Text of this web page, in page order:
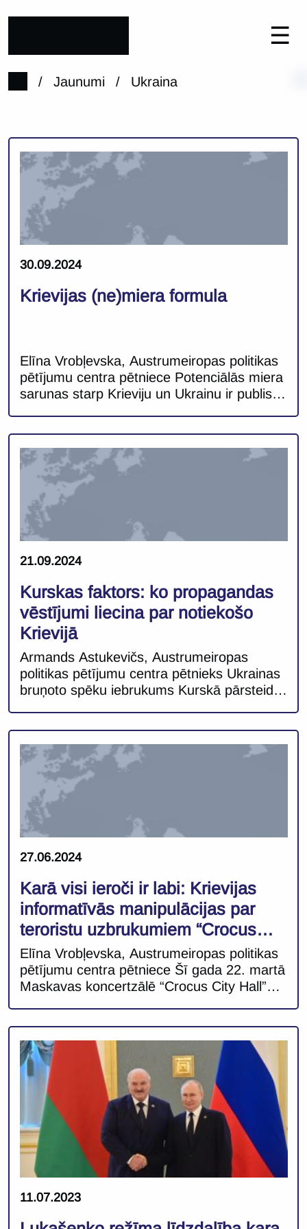
☰
/ Jaunumi / Ukraina
30.09.2024
Krievijas (ne)miera formula
Elīna Vrobļevska, Austrumeiropas politikas
pētījumu centra pētniece Potenciālās miera
sarunas starp Krieviju un Ukrainu ir publisko
Krievijas pusē, tiek veidota gluži pretēja
aina. Krievijas informācijas manipulācijas
taktikas veido noteiktu uztveri par Ukrainu
kā agresīvu valsti, kas noraida miera
sarunas, […]
21.09.2024
Kurskas faktors: ko propagandas
vēstījumi liecina par notiekošo
Krievijā
Armands Astukevičs, Austrumeiropas
politikas pētījumu centra pētnieks Ukrainas
bruņoto spēku iebrukums Kurskā pārsteidza
ilgstoši smagās situācijas frontē Kurskas
operācija iezīmēja nozīmīgu izrāvienu un
pieturas punktu Ukrainas–Krievijas karā.
Pirmo reizi šī kara laikā karadarbība ir tikusi
pārnesta Krievijas teritorijā, un tas […]
27.06.2024
Karā visi ieroči ir labi: Krievijas
informatīvās manipulācijas par
teroristu uzbrukumiem “Crocus
City Hall”
Elīna Vrobļevska, Austrumeiropas politikas
pētījumu centra pētniece Šī gada 22. martā
Maskavas koncertzālē “Crocus City Hall”
dienaskārtības virzībai. Uzreiz pēc notikušā
Krievijas amatpersonas un tiesībsargājošo
institūciju pārstāvji nāca klajā ar
paziņojumiem par Ukrainas saistību ar
teroraktu, savukārt pēcāk veiktā Krievijas
izmeklēšana […]
11.07.2023